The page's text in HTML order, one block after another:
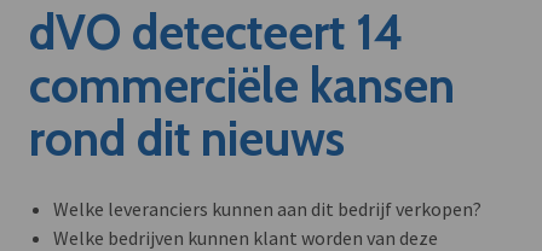
dVO detecteert 14
commerciële kansen
rond dit nieuws
Welke leveranciers kunnen aan dit bedrijf verkopen?
Welke bedrijven kunnen klant worden van deze